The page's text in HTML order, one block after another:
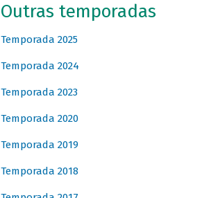
Outras temporadas
Temporada 2025
Temporada 2024
Temporada 2023
Temporada 2020
Temporada 2019
Temporada 2018